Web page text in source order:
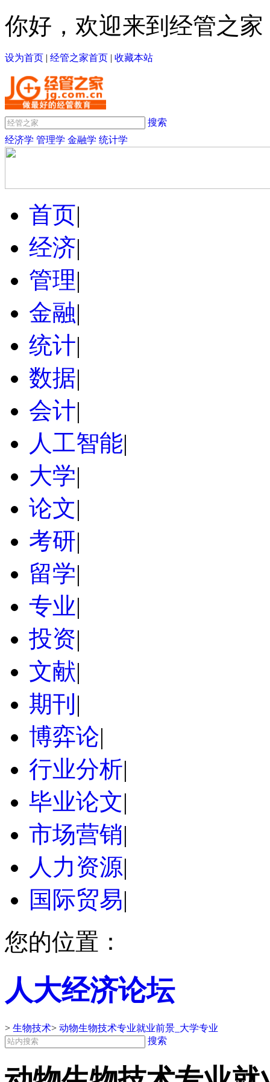
你好，欢迎来到经管之家
设为首页 | 经管之家首页 | 收藏本站
搜索
经济学 管理学 金融学 统计学
首页|
经济|
管理|
金融|
统计|
数据|
会计|
人工智能|
大学|
论文|
考研|
留学|
专业|
投资|
文献|
期刊 |
博弈论|
行业分析|
毕业论文|
市场营销|
人力资源|
国际贸易|
您的位置：
人大经济论坛
> 生物技术> 动物生物技术专业就业前景_大学专业
搜索